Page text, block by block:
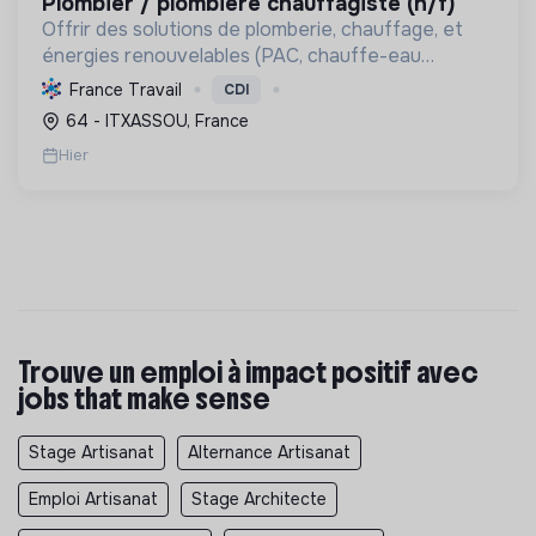
Offrir des solutions de plomberie, chauffage, et
énergies renouvelables (PAC, chauffe-eau
thermodynamiques) pour le confort et la transition
écologique. Labellisée RGE, elle garantit
l'efficacité éner...
France Travail CDI
64 - ITXASSOU, France
Hier
Trouve un emploi à impact positif avec
jobs that make sense
Stage Artisanat Alternance Artisanat
Emploi Artisanat Stage Architecte